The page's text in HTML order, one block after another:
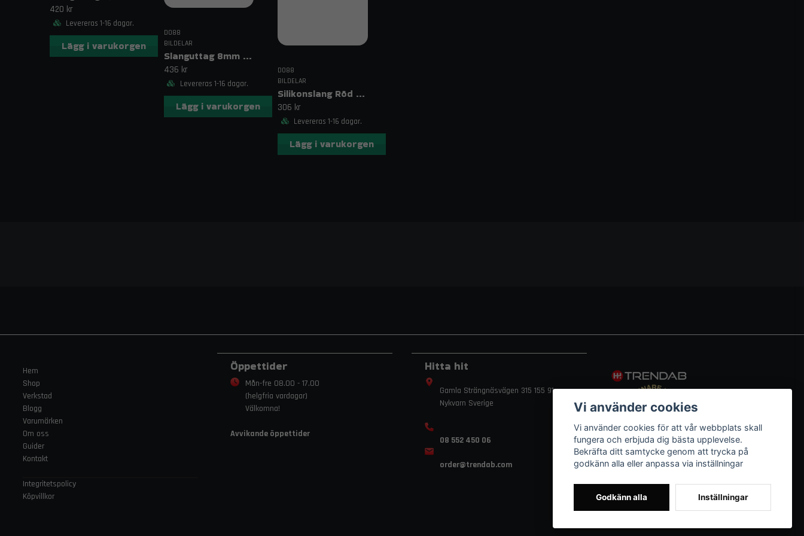
420 kr
Levereras 1-16 dagar.
Lägg i varukorgen
DO88
BILDELAR
Slanguttag 8mm (5/16")
436 kr
Levereras 1-16 dagar.
Lägg i varukorgen
DO88
BILDELAR
Silikonslang Röd 3–4" (76–102mm)
306 kr
Levereras 1-16 dagar.
Lägg i varukorgen
Hem
Shop
Verkstad
Blogg
Varumärken
Om oss
Guider
Kontakt
Integritetspolicy
Köpvillkor
Öppettider
Mån-fre 08.00 - 17.00
(helgfria vardagar)
Välkomna!
Avvikande öppettider
Hitta hit
Gamla Strängnäsvägen 315 155 91
Nykvarn Sverige
08 552 450 06
order@trendab.com
Vi använder cookies
Vi använder cookies för att vår webbplats skall
fungera och erbjuda dig bästa upplevelse.
Bekräfta ditt samtycke genom att trycka på
godkänn alla eller anpassa via inställningar
Godkänn alla Inställningar